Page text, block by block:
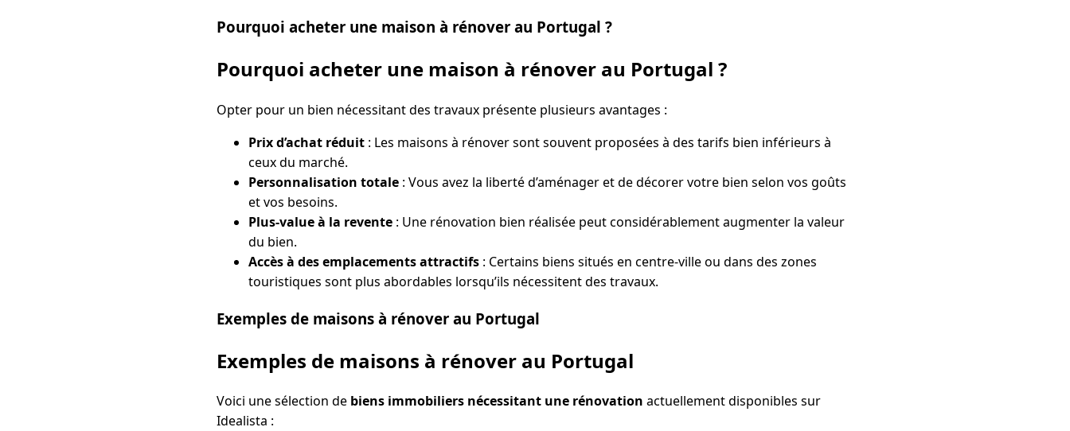
Pourquoi acheter une maison à rénover au Portugal ?
Pourquoi acheter une maison à rénover au Portugal ?
Opter pour un bien nécessitant des travaux présente plusieurs avantages :
Prix d’achat réduit : Les maisons à rénover sont souvent proposées à des tarifs bien inférieurs à
ceux du marché.
Personnalisation totale : Vous avez la liberté d’aménager et de décorer votre bien selon vos goûts
et vos besoins.
Plus-value à la revente : Une rénovation bien réalisée peut considérablement augmenter la valeur
du bien.
Accès à des emplacements attractifs : Certains biens situés en centre-ville ou dans des zones
touristiques sont plus abordables lorsqu’ils nécessitent des travaux.
Exemples de maisons à rénover au Portugal
Exemples de maisons à rénover au Portugal
Voici une sélection de biens immobiliers nécessitant une rénovation actuellement disponibles sur
Idealista :